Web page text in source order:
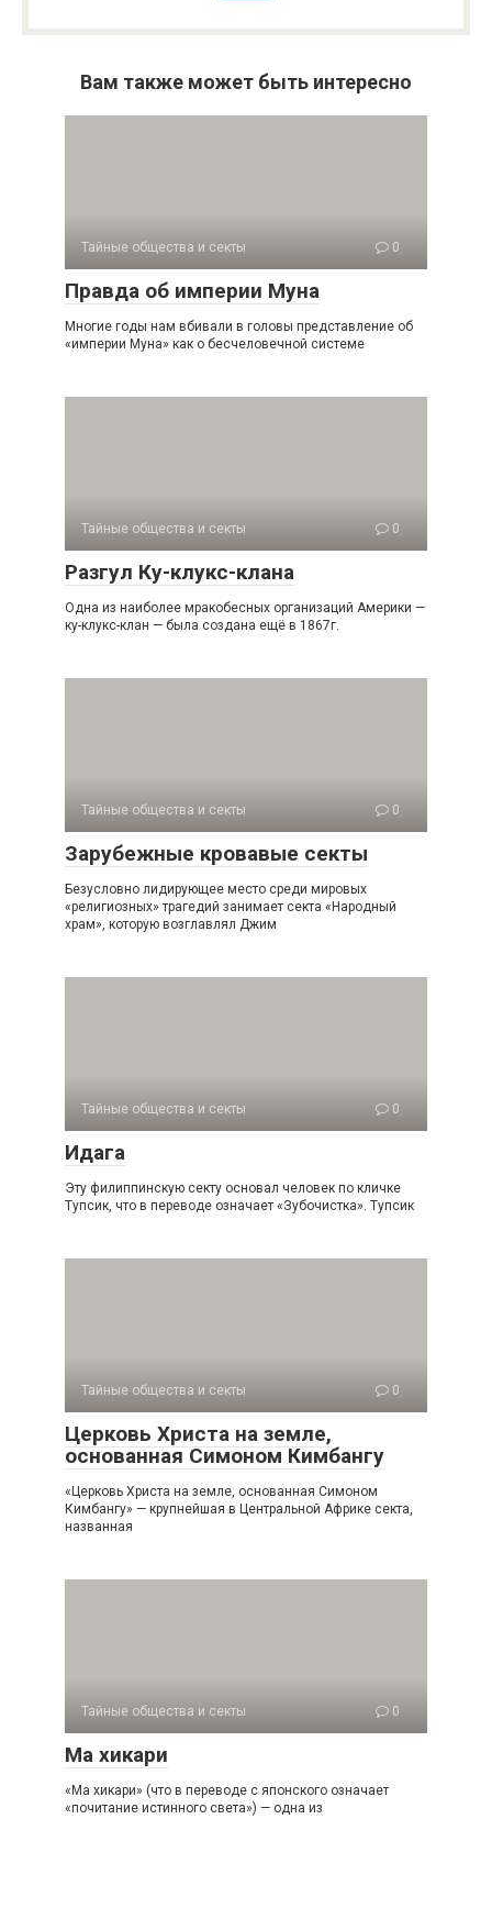
Вам также может быть интересно
Тайные общества и секты 0
Правда об империи Муна
Многие годы нам вбивали в головы представление об
«империи Муна» как о бесчеловечной системе
Тайные общества и секты 0
Разгул Ку-клукс-клана
Одна из наиболее мракобесных организаций Америки —
ку-клукс-клан — была создана ещё в 1867г.
Тайные общества и секты 0
Зарубежные кровавые секты
Безусловно лидирующее место среди мировых
«религиозных» трагедий занимает секта «Народный
храм», которую возглавлял Джим
Тайные общества и секты 0
Идага
Эту филиппинскую секту основал человек по кличке
Тупсик, что в переводе означает «Зубочистка». Тупсик
Тайные общества и секты 0
Церковь Христа на земле,
основанная Симоном Кимбангу
«Церковь Христа на земле, основанная Симоном
Кимбангу» — крупнейшая в Центральной Африке секта,
названная
Тайные общества и секты 0
Ма хикари
«Ма хикари» (что в переводе с японского означает
«почитание истинного света») — одна из